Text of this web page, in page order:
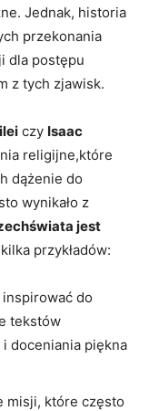
Jednak, historia
przekonania
dla postępu
z tych zjawisk.
czy Isaac
religijne,które
dążenie do
wynikało z
jest
przykładów:
do
tekstów
doceniania piękna
misji, które często